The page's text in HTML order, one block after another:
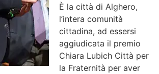
È la città di Alghero,
l’intera comunità
cittadina, ad essersi
aggiudicata il premio
Chiara Lubich Città per
la Fraternità per aver